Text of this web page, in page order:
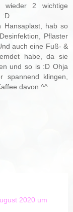
wieder 2 wichtige
:D
Hansaplast, hab so
Pflaster
auch eine Fuß- &
habe, da sie
und so is :D Ohja
spannend klingen,
davon ^^
2020 um